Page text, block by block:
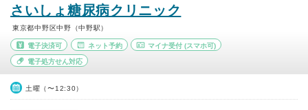
さいしょ糖尿病クリニック
東京都中野区中野（中野駅）
電子決済可 ネット予約 マイナ受付 (スマホ可)
電子処方せん対応
土曜（〜12:30）